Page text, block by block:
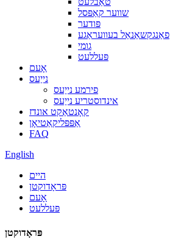
שווער קאַפּסל
פּודער
פאַנגקשאַנאַל בעוועראַגע
גומי
פּעללעט
אָעם
נייַעס
פירמע נייַעס
אינדוסטריע נייַעס
קאָנטאַקט אונדז
אַפּפּליקאַטיאָן
FAQ
English
היים
פּראָדוקטן
אָעם
פּעללעט
פּראָדוקטן